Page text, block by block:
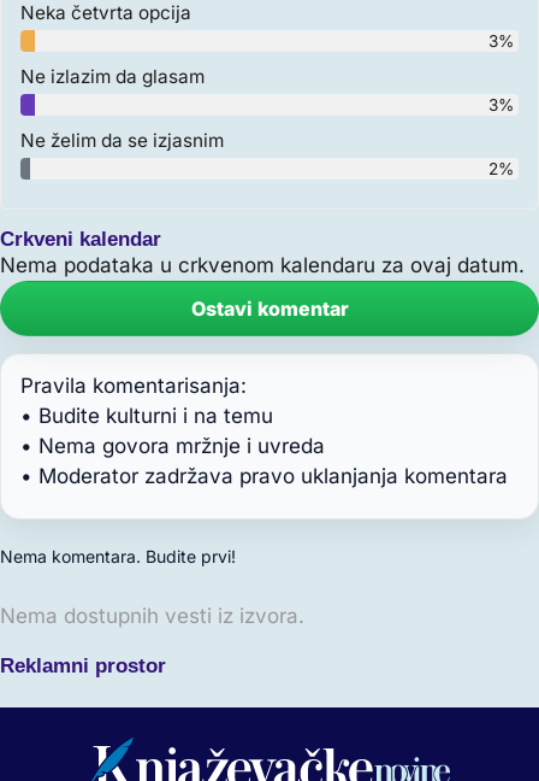
Neka četvrta opcija
3%
Ne izlazim da glasam
3%
Ne želim da se izjasnim
2%
Crkveni kalendar
Nema podataka u crkvenom kalendaru za ovaj datum.
Ostavi komentar
Pravila komentarisanja:
• Budite kulturni i na temu
• Nema govora mržnje i uvreda
• Moderator zadržava pravo uklanjanja komentara
Nema komentara. Budite prvi!
Nema dostupnih vesti iz izvora.
Reklamni prostor